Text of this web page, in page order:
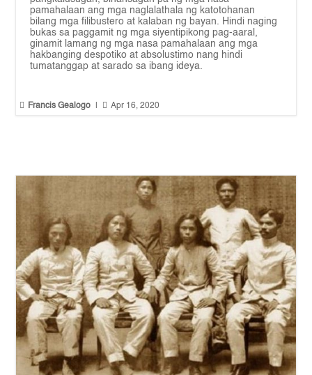
pamahalaan ang mga naglalathala ng katotohanan
bilang mga filibustero at kalaban ng bayan. Hindi naging
bukas sa paggamit ng mga siyentipikong pag-aaral,
ginamit lamang ng mga nasa pamahalaan ang mga
hakbanging despotiko at absolustimo nang hindi
tumatanggap at sarado sa ibang ideya.
 Francis Gealogo  Apr 16, 2020